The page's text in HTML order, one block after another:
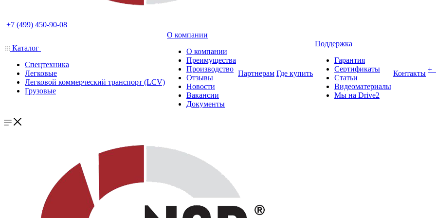
+7 (499) 450-90-08
Каталог
Спецтехника
Легковые
Легковой коммерческий транспорт (LCV)
Грузовые
О компании
О компании
Преимущества
Производство
Отзывы
Новости
Вакансии
Документы
Партнерам Где купить
Поддержка
Гарантия
Сертификаты
Статьи
Видеоматериалы
Мы на Drive2
Контакты +